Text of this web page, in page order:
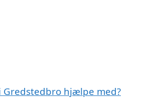
hjælpe med?